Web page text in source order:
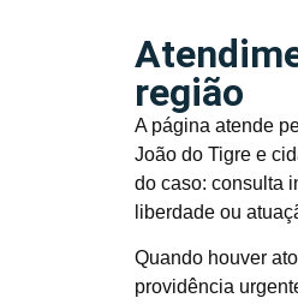
região
A página atende
João do Tigre e
do caso: consulta
liberdade ou
Quando houver
providência